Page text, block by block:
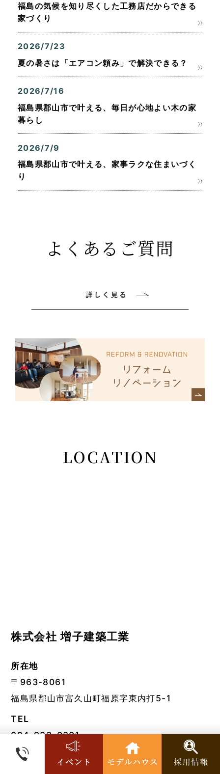
福島の気候を知り尽くした工務店だからできる
家づくり
2026/7/23
夏の暑さは「エアコン頼み」で解決できる？
2026/7/16
福島県郡山市で叶える、毎日が心地よい木の家
暮らし
2026/7/9
福島県郡山市で叶える、家事ラクな住まいづく
り
よくあるご質問
LOCATION
株式会社 増子建築工業
所在地
〒963-8061
福島県郡山市富久山町福原字東内打5-1
TEL
024-933-0301
FAX